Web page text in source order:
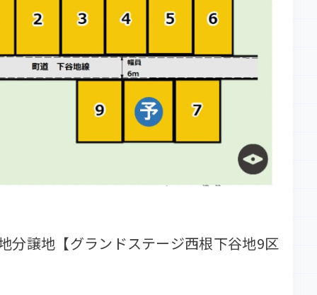
分譲地【グランドステージ西根下谷地9区